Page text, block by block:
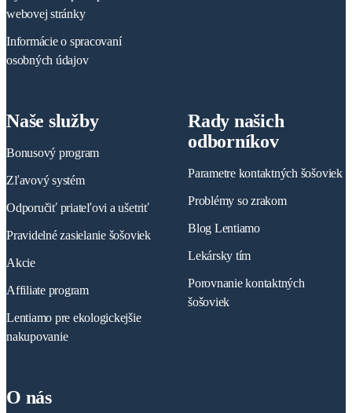
webovej stránky
Informácie o spracovaní
osobných údajov
Naše služby
Bonusový program
Zľavový systém
Odporučiť priateľovi a ušetriť
Pravidelné zasielanie šošoviek
Akcie
Affiliate program
Lentiamo pre ekologickejšie
nakupovanie
Rady našich
odborníkov
Parametre kontaktných šošoviek
Problémy so zrakom
Blog Lentiamo
Lekársky tím
Porovnanie kontaktných
šošoviek
O nás